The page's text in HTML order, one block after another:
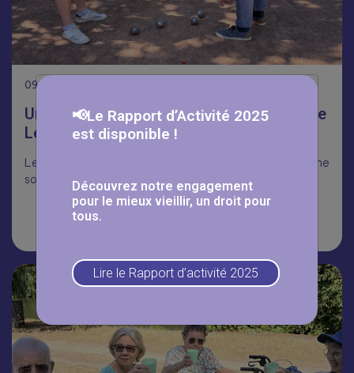
09
Une journée qui fait du bien à la résidence
Les Myosotis☀️
Les seniors de la résidence Les Mysostis ont profité d’une
sortie au bord de l’Oise.
📢Le Rapport d’Activité 2025
est disponible !
Découvrez notre engagement
pour le mieux vieillir, un droit pour
tous.
Lire le Rapport d’activité 2025